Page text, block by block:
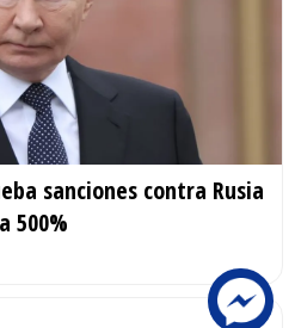
sanciones contra Rusia
500%